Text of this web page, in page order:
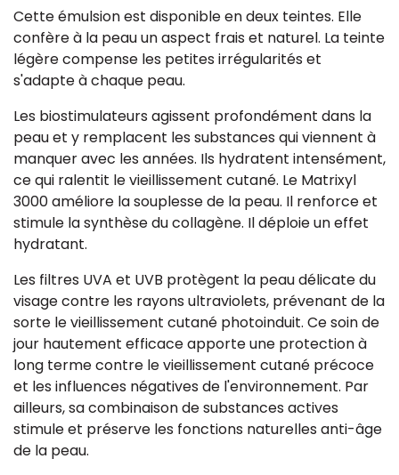
Cette émulsion est disponible en deux teintes. Elle
confère à la peau un aspect frais et naturel. La teinte
légère compense les petites irrégularités et
s'adapte à chaque peau.
Les biostimulateurs agissent profondément dans la
peau et y remplacent les substances qui viennent à
manquer avec les années. Ils hydratent intensément,
ce qui ralentit le vieillissement cutané. Le Matrixyl
3000 améliore la souplesse de la peau. Il renforce et
stimule la synthèse du collagène. Il déploie un effet
hydratant.
Les filtres UVA et UVB protègent la peau délicate du
visage contre les rayons ultraviolets, prévenant de la
sorte le vieillissement cutané photoinduit. Ce soin de
jour hautement efficace apporte une protection à
long terme contre le vieillissement cutané précoce
et les influences négatives de l'environnement. Par
ailleurs, sa combinaison de substances actives
stimule et préserve les fonctions naturelles anti-âge
de la peau.